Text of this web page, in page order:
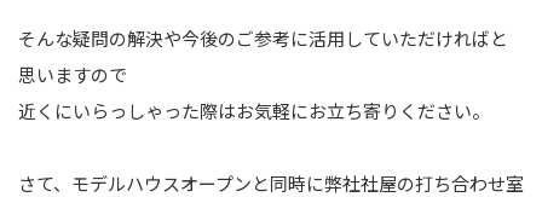
そんな疑問の解決や今後のご参考に活用していただければと
思いますので
近くにいらっしゃった際はお気軽にお立ち寄りください。
さて、モデルハウスオープンと同時に弊社社屋の打ち合わせ室